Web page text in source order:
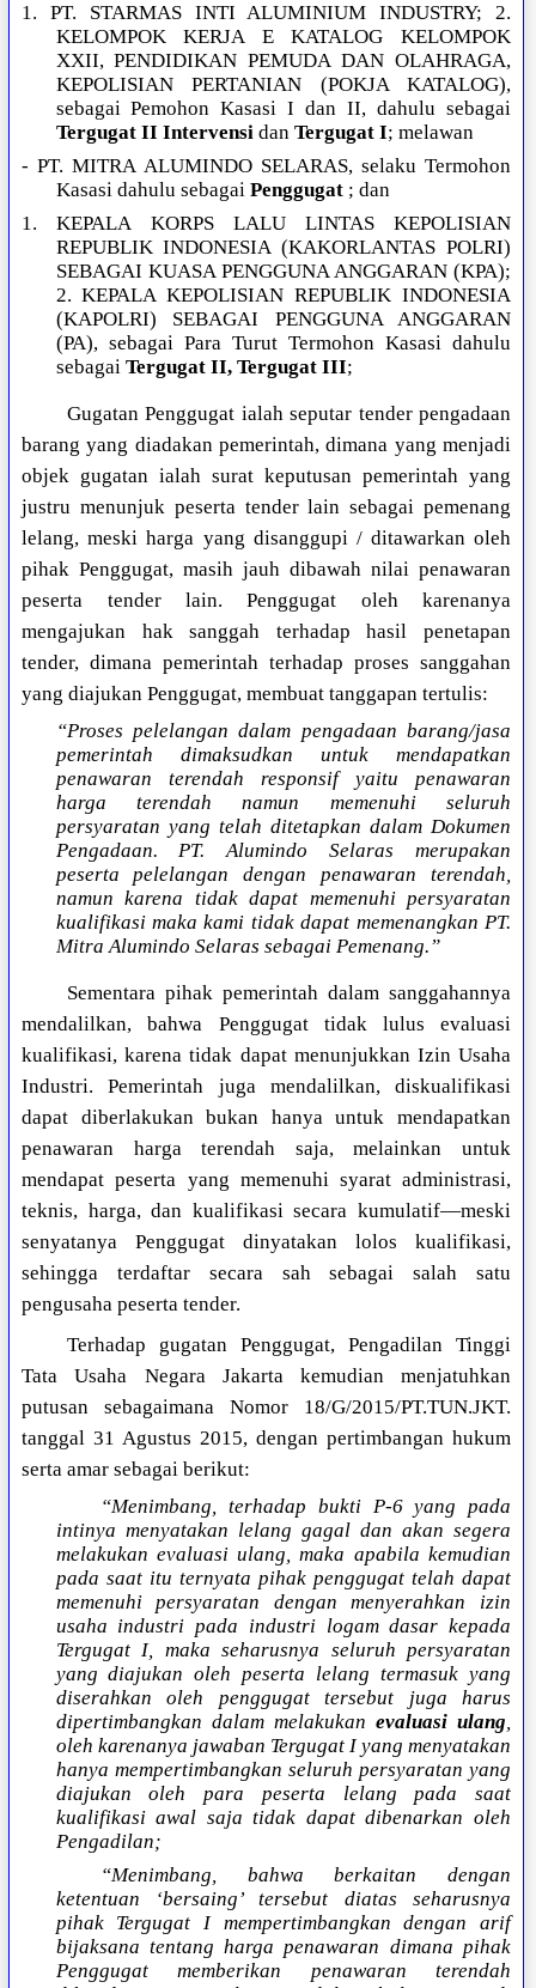
1. PT. STARMAS INTI ALUMINIUM INDUSTRY; 2.
KELOMPOK KERJA E KATALOG KELOMPOK
XXII, PENDIDIKAN PEMUDA DAN OLAHRAGA,
KEPOLISIAN PERTANIAN (POKJA KATALOG),
sebagai Pemohon Kasasi I dan II, dahulu sebagai
Tergugat II IntervensidanTergugat I; melawan
- PT. MITRA ALUMINDO SELARAS, selaku Termohon
Kasasi dahulu sebagai Penggugat; dan
1. KEPALA KORPS LALU LINTAS KEPOLISIAN
REPUBLIK INDONESIA (KAKORLANTAS POLRI)
SEBAGAI KUASA PENGGUNA ANGGARAN (KPA);
2. KEPALA KEPOLISIAN REPUBLIK INDONESIA
(KAPOLRI) SEBAGAI PENGGUNA ANGGARAN
(PA), sebagai Para Turut Termohon Kasasi dahulu
sebagai Tergugat II, Tergugat III;
Gugatan Penggugat ialah seputar tender pengadaan
barang yang diadakan pemerintah, dimana yang menjadi
objek gugatan ialah surat keputusan pemerintah yang
justru menunjuk peserta tender lain sebagai pemenang
lelang, meski harga yang disanggupi / ditawarkan oleh
pihak Penggugat, masih jauh dibawah nilai penawaran
peserta tender lain. Penggugat oleh karenanya
mengajukan hak sanggah terhadap hasil penetapan
tender, dimana pemerintah terhadap proses sanggahan
yang diajukan Penggugat, membuat tanggapan tertulis:
“Proses pelelangan dalam pengadaan barang/jasa
pemerintah dimaksudkan untuk mendapatkan
penawaran terendah responsif yaitu penawaran
harga terendah namun memenuhi seluruh
persyaratan yang telah ditetapkan dalam Dokumen
Pengadaan. PT. Alumindo Selaras merupakan
peserta pelelangan dengan penawaran terendah,
namun karena tidak dapat memenuhi persyaratan
kualifikasi maka kami tidak dapat memenangkan PT.
Mitra Alumindo Selaras sebagai Pemenang.”
Sementara pihak pemerintah dalam sanggahannya
mendalilkan, bahwa Penggugat tidak lulus evaluasi
kualifikasi, karena tidak dapat menunjukkan Izin Usaha
Industri. Pemerintah juga mendalilkan, diskualifikasi
dapat diberlakukan bukan hanya untuk mendapatkan
penawaran harga terendah saja, melainkan untuk
mendapat peserta yang memenuhi syarat administrasi,
teknis, harga, dan kualifikasi secara kumulatif—meski
senyatanya Penggugat dinyatakan lolos kualifikasi,
sehingga terdaftar secara sah sebagai salah satu
pengusaha peserta tender.
Terhadap gugatan Penggugat, Pengadilan Tinggi
Tata Usaha Negara Jakarta kemudian menjatuhkan
putusan sebagaimana Nomor 18/G/2015/PT.TUN.JKT.
tanggal 31 Agustus 2015, dengan pertimbangan hukum
serta amar sebagai berikut:
“Menimbang, terhadap bukti P-6 yang pada
intinya menyatakan lelang gagal dan akan segera
melakukan evaluasi ulang, maka apabila kemudian
pada saat itu ternyata pihak penggugat telah dapat
memenuhi persyaratan dengan menyerahkan izin
usaha industri pada industri logam dasar kepada
Tergugat I, maka seharusnya seluruh persyaratan
yang diajukan oleh peserta lelang termasuk yang
diserahkan oleh penggugat tersebut juga harus
dipertimbangkan dalam melakukan evaluasi ulang,
oleh karenanya jawaban Tergugat I yang menyatakan
hanya mempertimbangkan seluruh persyaratan yang
diajukan oleh para peserta lelang pada saat
kualifikasi awal saja tidak dapat dibenarkan oleh
Pengadilan;
“Menimbang, bahwa berkaitan dengan
ketentuan ‘bersaing’ tersebut diatas seharusnya
pihak Tergugat I mempertimbangkan dengan arif
bijaksana tentang harga penawaran dimana pihak
Penggugat memberikan penawaran terendah